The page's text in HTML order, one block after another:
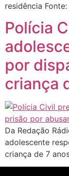
residência
Polícia
por
criança
Da Redação
adolescente
criança de 7